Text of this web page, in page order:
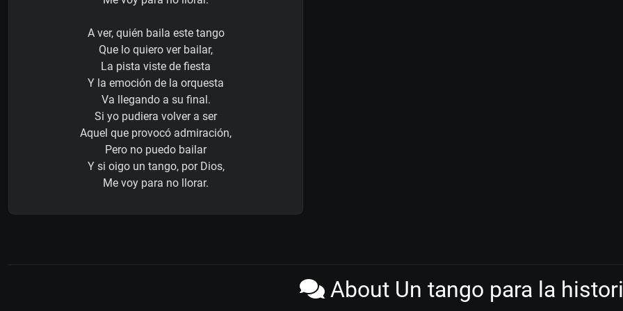
A ver, quién baila este tango
Que lo quiero ver bailar,
La pista viste de fiesta
Y la emoción de la orquesta
Va llegando a su final.
Si yo pudiera volver a ser
Aquel que provocó admiración,
Pero no puedo bailar
Y si oigo un tango, por Dios,
Me voy para no llorar.
About Un tango para la